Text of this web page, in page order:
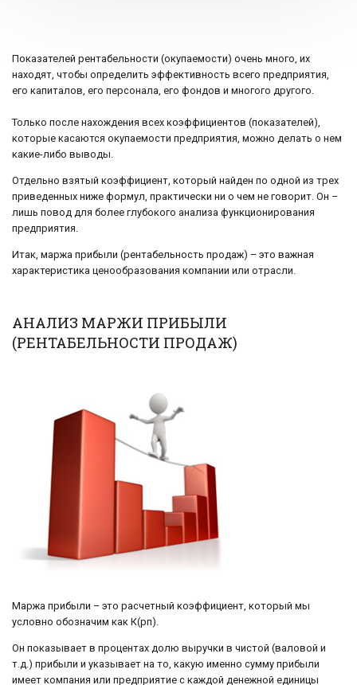
Показателей рентабельности (окупаемости) очень много, их
находят, чтобы определить эффективность всего предприятия,
его капиталов, его персонала, его фондов и многого другого.
Только после нахождения всех коэффициентов (показателей),
которые касаются окупаемости предприятия, можно делать о нем
какие-либо выводы.
Отдельно взятый коэффициент, который найден по одной из трех
приведенных ниже формул, практически ни о чем не говорит. Он –
лишь повод для более глубокого анализа функционирования
предприятия.
Итак, маржа прибыли (рентабельность продаж) – это важная
характеристика ценообразования компании или отрасли.
АНАЛИЗ МАРЖИ ПРИБЫЛИ
(РЕНТАБЕЛЬНОСТИ ПРОДАЖ)
Маржа прибыли – это расчетный коэффициент, который мы
условно обозначим как К(рп).
Он показывает в процентах долю выручки в чистой (валовой и
т.д.) прибыли и указывает на то, какую именно сумму прибыли
имеет компания или предприятие с каждой денежной единицы